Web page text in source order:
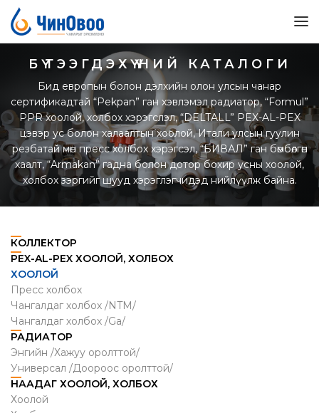
БҮТЭЭГДЭХҮҮНИЙ КАТАЛОГИ
Бид европын болон дэлхийн олон улсын чанар
сертификадтай “Pekpan” ган хэвлэмэл радиатор, “Formul”
PPR хоолой, холбох хэрэгслэл, “DELTALL” PEX-AL-PEX
цэвэр ус болон халаалтын хоолой, Итали улсын гуулин
резбатай мөн пресс холбох хэрэгсэл, “БИВАЛ” ган бөмбөлгөн
хаалт, “Armakan” гадна болон дотор бохир усны хоолой,
холбох зэргийг шууд хэрэглэгчидэд нийлүүлж байна.
КОЛЛЕКТОР
PEX-AL-PEX ХООЛОЙ, ХОЛБОХ
ХООЛОЙ
Пресс холбох
Чангалдаг холбох /NTM/
Чангалдаг холбох /Ga/
РАДИАТОР
Энгийн /Хажуу оролттой/
Универсал /Доороос оролттой/
НААДАГ ХООЛОЙ, ХОЛБОХ
Хоолой